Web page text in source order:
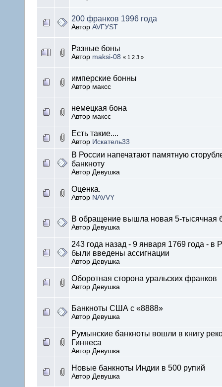
200 франков 1996 года
Автор AVГУST
Разные боны
Автор maksi-08 « 1 2 3 »
имперские бонны
Автор максс
немецкая бона
Автор максс
Есть такие....
Автор Искатель33
В России напечатают памятную
банкноту
Автор Девушка
Оценка.
Автор NAVVY
В обращение вышла новая 5-тысячная
Автор Девушка
243 года назад - 9 января 1769 года - в
были введены ассигнации
Автор Девушка
Оборотная сторона уральских франков
Автор Девушка
Банкноты США с «8888»
Автор Девушка
Румынские банкноты вошли в книгу
Гиннеса
Автор Девушка
Новые банкноты Индии в 500 рупий
Автор Девушка